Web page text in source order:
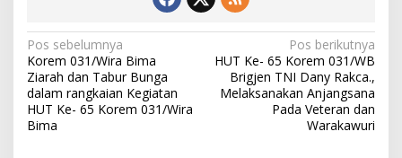
N
a
v
i
Pos sebelumnya
Korem 031/Wira Bima
Ziarah dan Tabur Bunga
dalam rangkaian Kegiatan
HUT Ke- 65 Korem 031/Wira
Bima
Pos berikutnya
HUT Ke- 65 Korem 031/WB
Brigjen TNI Dany Rakca.,
Melaksanakan Anjangsana
Pada Veteran dan
Warakawuri